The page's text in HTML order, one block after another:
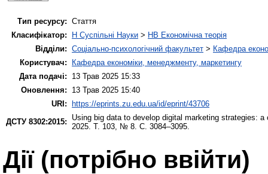
Тип ресурсу: Стаття
Класифікатор:
H Суспільні Науки > HB Економічна теорія
Відділи: Соціально-психологічний факультет > Кафедра
Користувач:
Кафедра економіки, менеджменту, маркетингу
Дата подачі:
13 Трав 2025 15:33
Оновлення:
13 Трав 2025 15:40
URI:
https://eprints.zu.edu.ua/id/eprint/43706
ДСТУ 8302:2015:
Using big data to develop digital marketing strategies:
2025. Т. 103, № 8. С. 3084–3095.
Дії ​​(потрібно ввійти)